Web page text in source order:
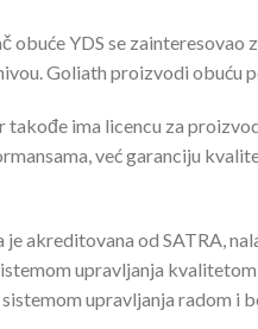
obuće YDS se zainteresovao
Goliath proizvodi obuću
takođe ima licencu za
već garanciju
akreditovana od SATRA,
upravljanja
upravljanja radom i